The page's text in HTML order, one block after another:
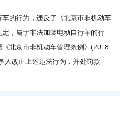
的行为，违反了《北京市非机动车
，属于非法加装电动自行车的行
北京市非机动车管理条例》(2018
人改正上述违法行为，并处罚款